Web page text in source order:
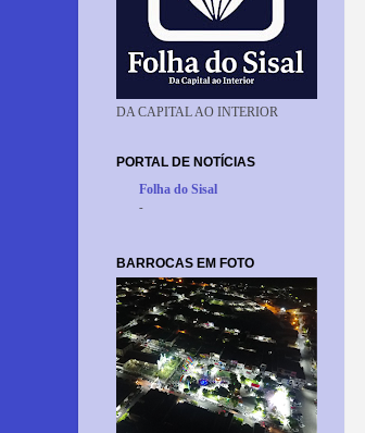
DA CAPITAL AO INTERIOR
PORTAL DE NOTÍCIAS
Folha do Sisal
-
BARROCAS EM FOTO